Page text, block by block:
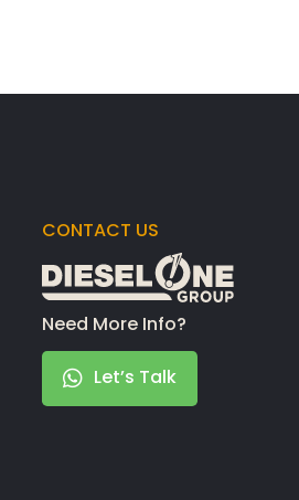
CONTACT US
Need More Info?
Let’s Talk